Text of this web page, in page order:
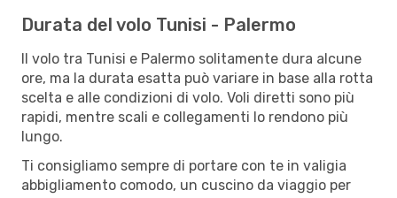
Durata del volo Tunisi - Palermo
Il volo tra Tunisi e Palermo solitamente dura alcune
ore, ma la durata esatta può variare in base alla rotta
scelta e alle condizioni di volo. Voli diretti sono più
rapidi, mentre scali e collegamenti lo rendono più
lungo.
Ti consigliamo sempre di portare con te in valigia
abbigliamento comodo, un cuscino da viaggio per